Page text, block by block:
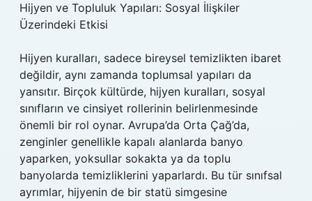
Hijyen ve Topluluk Yapıları: Sosyal İlişkiler
Üzerindeki Etkisi
Hijyen kuralları, sadece bireysel temizlikten ibaret
değildir, aynı zamanda toplumsal yapıları da
yansıtır. Birçok kültürde, hijyen kuralları, sosyal
sınıfların ve cinsiyet rollerinin belirlenmesinde
önemli bir rol oynar. Avrupa’da Orta Çağ’da,
zenginler genellikle kapalı alanlarda banyo
yaparken, yoksullar sokakta ya da toplu
banyolarda temizliklerini yaparlardı. Bu tür sınıfsal
ayrımlar, hijyenin de bir statü simgesine